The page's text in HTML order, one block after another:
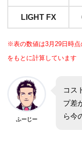
LIGHT FX
※表の数値は3月29日時点
をもとに計算しています
ふーじー
コス
プ差
ら今